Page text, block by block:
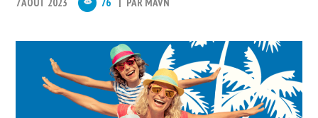
7 AOUT 2023 76 PAR MAVN